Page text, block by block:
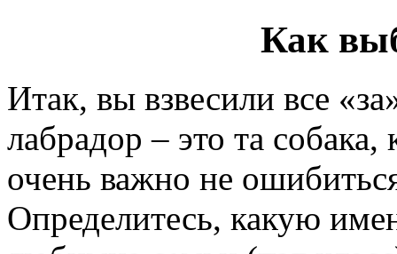
Как
Итак, вы взвесили все
лабрадор – это та
очень важно не
Определитесь, какую